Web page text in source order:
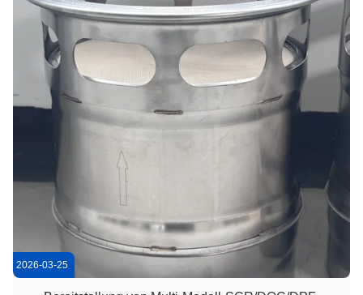
2026-03-25